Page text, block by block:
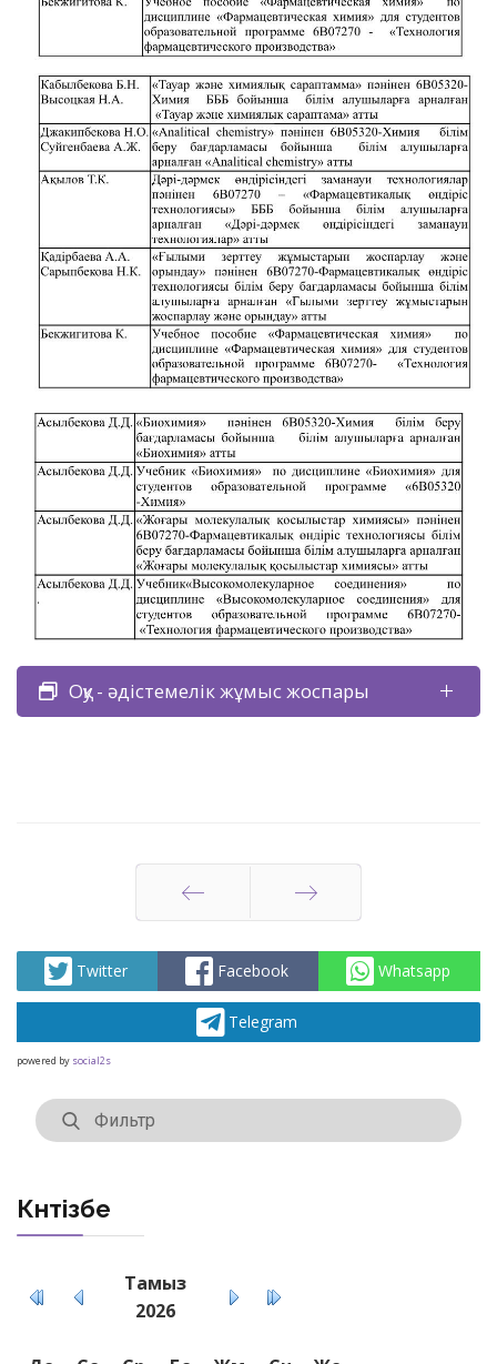
Оқу - әдістемелік жұмыс жоспары
Артқа Алға
Twitter Facebook Whatsapp
Telegram
powered by social2s
Күнтізбе
Тамыз
2026